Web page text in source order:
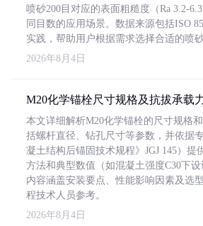
喷砂200目对应的表面粗糙度（Ra 3.2-
同目数的应用场景。数据来源包括ISO
实践，帮助用户根据需求选择合适的喷砂
2026年8月4日
M20化学锚栓尺寸规格及抗拔承载
本文详细解析M20化学锚栓的尺寸规格
括螺杆直径、钻孔尺寸等参数，并依据
凝土结构后锚固技术规程》JGJ 145）提
方法和典型数值（如混凝土强度C30下设
内容涵盖安装要点、性能影响因素及选
程技术人员参考。
2026年8月4日